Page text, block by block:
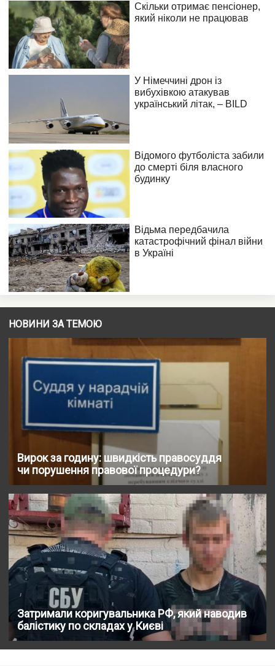
НОВИНИ ЗА ТЕМОЮ
Вирок за годину: швидкість правосуддя
чи порушення правової процедури?
Затримали коригувальника РФ, який наводив
балістику по складах у Києві